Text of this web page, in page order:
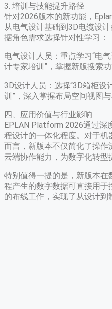
3. 培训与技能提升路径
针对2026版本的新功能，
从电气设计基础到3D电缆设
据角色需求选择针对性学习：
电气设计人员​：重点学习“电
计专家培训”，掌握新版搜索
​3D设计人员​：选择“3D箱柜设
训”，深入掌握布局空间视图
四、应用价值与行业影响
EPLAN Platform 2026通过深
程设计的一体化程度。对于
而言，新版本不仅简化了操
云端协作能力，为数字化转型
特别值得一提的是，新版本
程产生的数字数据可直接用
的布线工作，实现了从设计到